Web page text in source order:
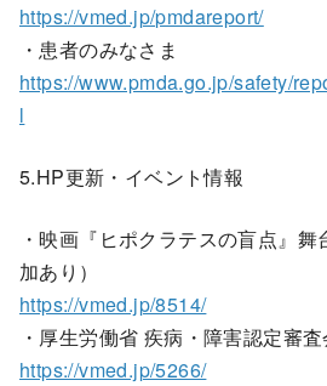
https://vmed.jp/pmdareport/
・患者のみなさま
https://www.pmda.go.jp/safety/
l
5.HP更新・イベント情報
・映画『ヒポクラテスの盲点』
加あり）
https://vmed.jp/8514/
・厚生労働省 疾病・障害認定審
https://vmed.jp/5266/